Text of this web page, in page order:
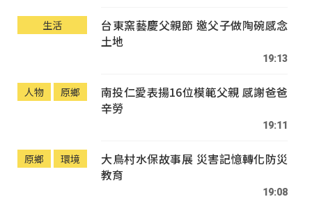
生活
台東窯藝慶父親節 邀父子做陶碗感念
土地
19:13
人物 原鄉
南投仁愛表揚16位模範父親 感謝爸爸
辛勞
19:11
原鄉 環境
大鳥村水保故事展 災害記憶轉化防災
教育
19:08